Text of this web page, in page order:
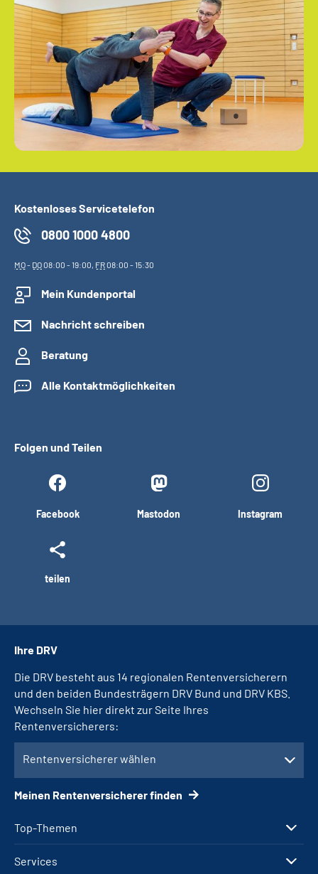
Kostenloses Servicetelefon
0800 1000 4800
MO- DO08:00 - 19:00, FR08:00 - 15:30
Mein Kundenportal
Nachricht schreiben
Beratung
Alle Kontaktmöglichkeiten
Folgen und Teilen
Facebook Mastodon Instagram
teilen
Top-Themen
Services
Ihre DRV
Die DRV besteht aus 14 regionalen Rentenversicherern
und den beiden Bundesträgern DRV Bund und DRV KBS.
Wechseln Sie hier direkt zur Seite Ihres
Rentenversicherers:
Rentenversicherer wählen
Meinen Rentenversicherer finden